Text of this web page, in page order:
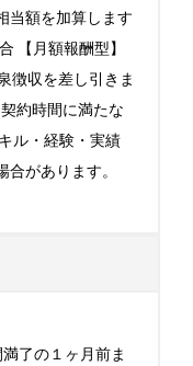
当額を加算します
【月額報酬型】
徴収を差し引きま
約時間に満たな
ル・経験・実績
があります。
了の１ヶ月前ま